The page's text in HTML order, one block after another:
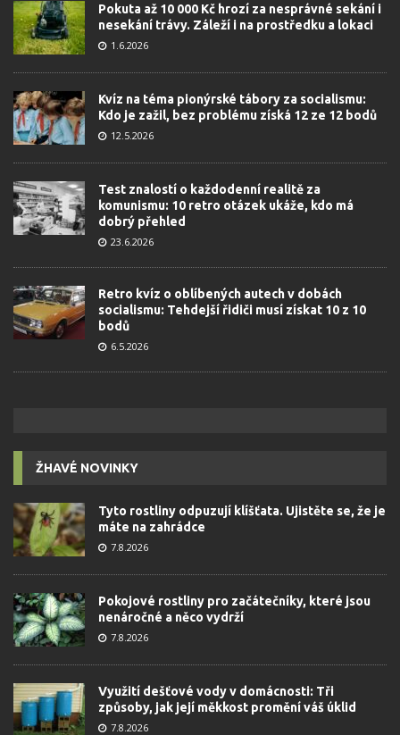
Pokuta až 10 000 Kč hrozí za nesprávné sekání i
nesekání trávy. Záleží i na prostředku a lokaci
1.6.2026
Kvíz na téma pionýrské tábory za socialismu:
Kdo je zažil, bez problému získá 12 ze 12 bodů
12.5.2026
Test znalostí o každodenní realitě za
komunismu: 10 retro otázek ukáže, kdo má
dobrý přehled
23.6.2026
Retro kvíz o oblíbených autech v dobách
socialismu: Tehdejší řidiči musí získat 10 z 10
bodů
6.5.2026
ŽHAVÉ NOVINKY
Tyto rostliny odpuzují klíšťata. Ujistěte se, že je
máte na zahrádce
7.8.2026
Pokojové rostliny pro začátečníky, které jsou
nenáročné a něco vydrží
7.8.2026
Využití dešťové vody v domácnosti: Tři
způsoby, jak její měkkost promění váš úklid
7.8.2026